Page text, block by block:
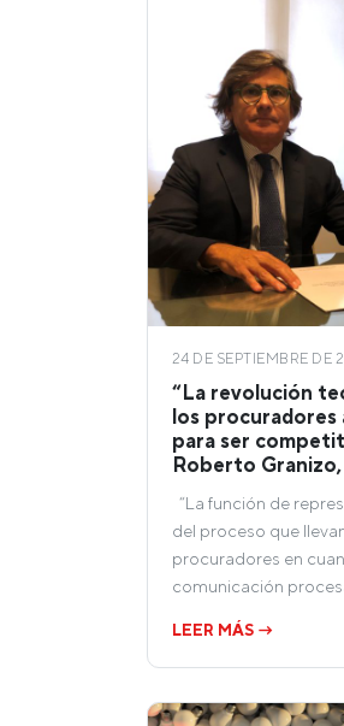
24 DE SEPTIEMBRE DE
“La revolución
los
para ser
Roberto
“La función de
del proceso que
procuradores en
comunicación
LEER MÁS →